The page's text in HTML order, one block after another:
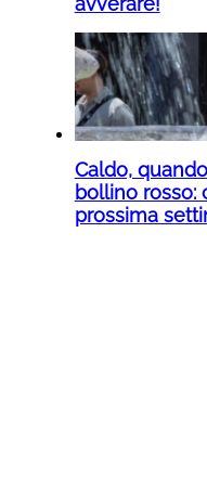
Caldo,
bollino rosso:
prossima